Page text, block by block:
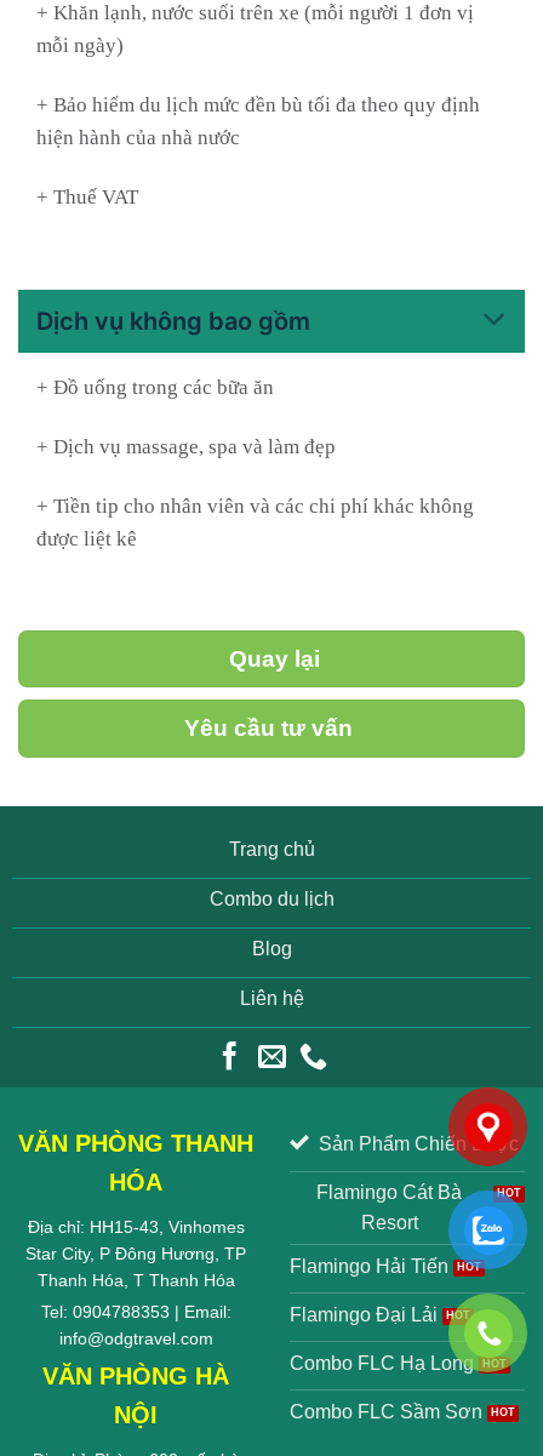
+ Khăn lạnh, nước suối trên xe (mỗi người 1 đơn vị
mỗi ngày)
+ Bảo hiểm du lịch mức đền bù tối đa theo quy định
hiện hành của nhà nước
+ Thuế VAT
Dịch vụ không bao gồm
+ Đồ uống trong các bữa ăn
+ Dịch vụ massage, spa và làm đẹp
+ Tiền tip cho nhân viên và các chi phí khác không
được liệt kê
Quay lại
Yêu cầu tư vấn
Trang chủ
Combo du lịch
Blog
Liên hệ
VĂN PHÒNG THANH
HÓA
Địa chỉ: HH15-43, Vinhomes
Star City, P Đông Hương, TP
Thanh Hóa, T Thanh Hóa
Tel: 0904788353 | Email:
info@odgtravel.com
VĂN PHÒNG HÀ
NỘI
Sản Phẩm Chiến Lược
Flamingo Cát Bà
Resort
Flamingo Hải Tiến
Flamingo Đại Lải
Combo FLC Hạ Long
Combo FLC Sầm Sơn